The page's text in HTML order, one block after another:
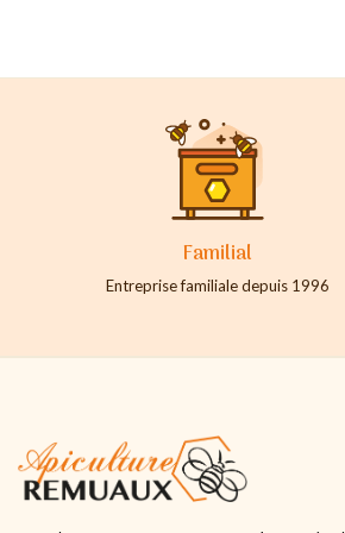
Familial
Entreprise familiale depuis 1996